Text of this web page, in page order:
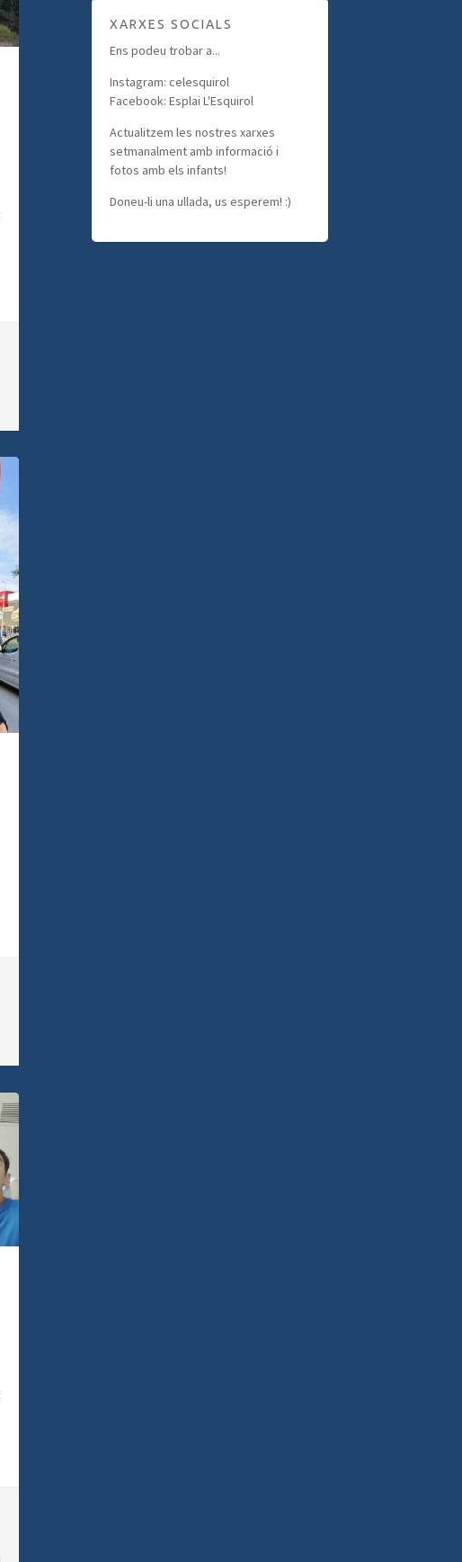
XARXES SOCIALS
Ens podeu trobar a...
Instagram: celesquirol
Facebook: Esplai L'Esquirol
Actualitzem les nostres xarxes
setmanalment amb informació i
fotos amb els infants!
Doneu-li una ullada, us esperem! :)